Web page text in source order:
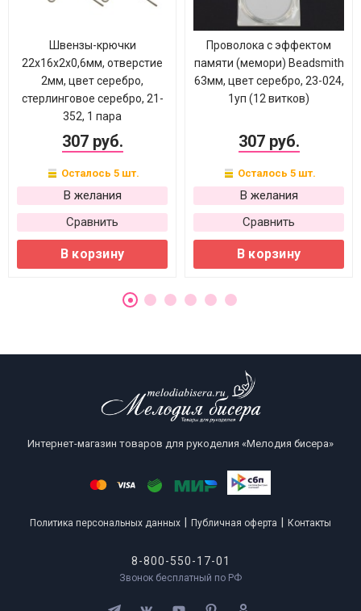
Швензы-крючки
22х16х2х0,6мм, отверстие
2мм, цвет серебро,
стерлинговое серебро, 21-
352, 1 пара
307 руб.
Осталось 5 шт.
В желания
Сравнить
В корзину
Проволока с эффектом
памяти (мемори) Beadsmith
63мм, цвет серебро, 23-024,
1уп (12 витков)
307 руб.
Осталось 5 шт.
В желания
Сравнить
В корзину
Интернет-магазин товаров для рукоделия «Мелодия бисера»
Политика персональных данных Публичная оферта Контакты
8-800-550-17-01
Звонок бесплатный по РФ